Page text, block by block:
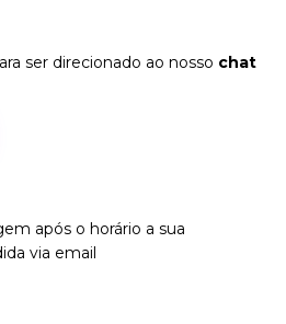
ser direcionado ao nosso chat
após o horário a sua
via email